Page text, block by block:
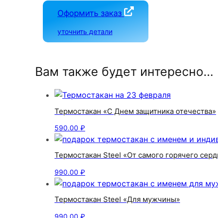
Оформить заказ
уточнить детали
Вам также будет интересно…
Термостакан «С Днем защитника отечества»
590.00 ₽
Термостакан Steel «От самого горячего
990.00 ₽
Термостакан Steel «Для мужчины»
990.00 ₽